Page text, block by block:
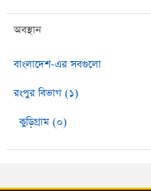
অবস্থান
বাংলাদেশ-এর সবগুলো
রংপুর বিভাগ (১)
কুড়িগ্রাম (০)